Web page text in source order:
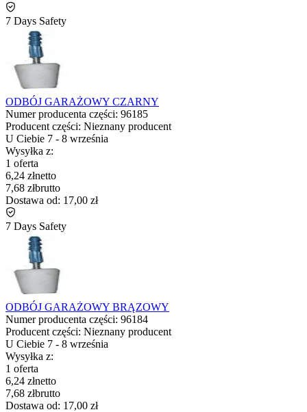
7 Days Safety
ODBÓJ GARAŻOWY CZARNY
Numer producenta części: 96185
Producent części: Nieznany producent
U Ciebie 7 - 8 września
Wysyłka z:
1 oferta
6,24 złnetto
7,68 złbrutto
Dostawa od: 17,00 zł
7 Days Safety
ODBÓJ GARAŻOWY BRĄZOWY
Numer producenta części: 96184
Producent części: Nieznany producent
U Ciebie 7 - 8 września
Wysyłka z:
1 oferta
6,24 złnetto
7,68 złbrutto
Dostawa od: 17,00 zł